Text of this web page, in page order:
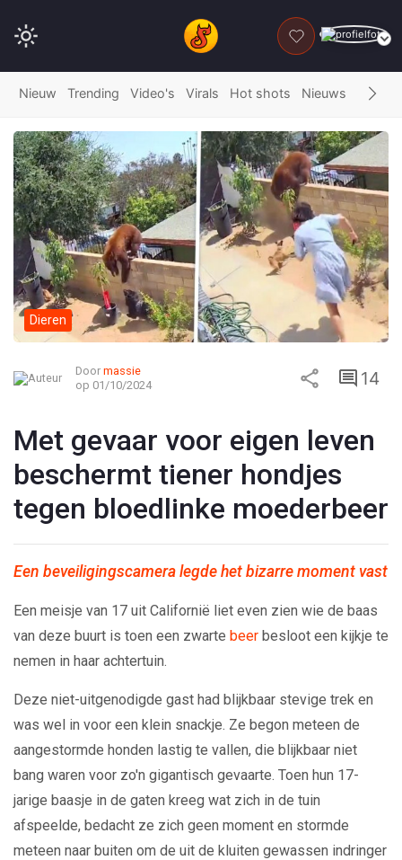
DONEER
Nieuw Trending Video's Virals Hot shots Nieuws Fails
Dieren
Door massie
op 01/10/2024
14
Met gevaar voor eigen leven
beschermt tiener hondjes
tegen bloedlinke moederbeer
Een beveiligingscamera legde het bizarre moment vast
Een meisje van 17 uit Californië liet even zien wie de baas
van deze buurt is toen een zwarte beer besloot een kijkje te
nemen in haar achtertuin.
Deze niet-uitgenodigde gast had blijkbaar stevige trek en
was wel in voor een klein snackje. Ze begon meteen de
aangestormde honden lastig te vallen, die blijkbaar niet
bang waren voor zo'n gigantisch gevaarte. Toen hun 17-
jarige baasje in de gaten kreeg wat zich in de tuin
afspeelde, bedacht ze zich geen moment en stormde
meteen naar buiten om de uit de kluiten gewassen indringer